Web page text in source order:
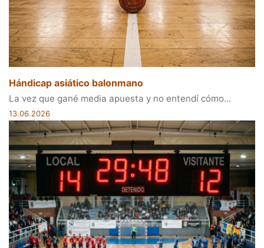
Hándicap asiático balonmano
La vez que gané media apuesta y no entendí cómo...
13.06.2026